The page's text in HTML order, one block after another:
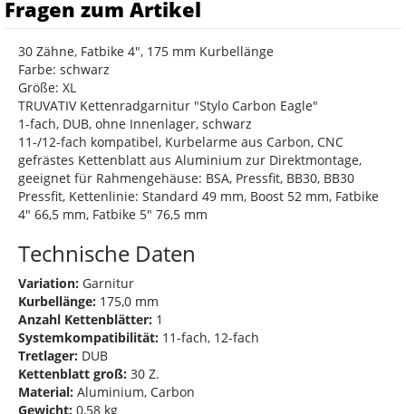
Fragen zum Artikel
30 Zähne, Fatbike 4", 175 mm Kurbellänge
Farbe: schwarz
Größe: XL
TRUVATIV Kettenradgarnitur "Stylo Carbon Eagle"
1-fach, DUB, ohne Innenlager, schwarz
11-/12-fach kompatibel, Kurbelarme aus Carbon, CNC
gefrästes Kettenblatt aus Aluminium zur Direktmontage,
geeignet für Rahmengehäuse: BSA, Pressfit, BB30, BB30
Pressfit, Kettenlinie: Standard 49 mm, Boost 52 mm, Fatbike
4" 66,5 mm, Fatbike 5" 76,5 mm
Technische Daten
Variation: Garnitur
Kurbellänge: 175,0 mm
Anzahl Kettenblätter: 1
Systemkompatibilität: 11-fach, 12-fach
Tretlager: DUB
Kettenblatt groß: 30 Z.
Material: Aluminium, Carbon
Gewicht: 0,58 kg